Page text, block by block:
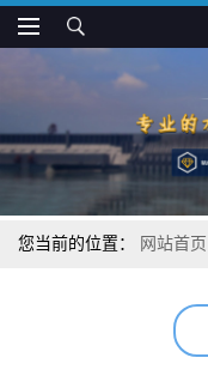
您当前的位置： 网站首页